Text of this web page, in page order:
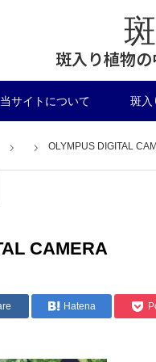
斑入り植物
当サイトについて 斑
OLYMPUS DIGITAL
CAMERA
Hatena